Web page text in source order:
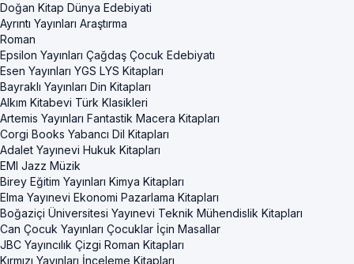
Doğan Kitap Dünya Edebiyati
Ayrıntı Yayınları Araştırma
Roman
Epsilon Yayınları Çağdaş Çocuk Edebiyatı
Esen Yayınları YGS LYS Kitapları
Bayraklı Yayınları Din Kitapları
Alkım Kitabevi Türk Klasikleri
Artemis Yayınları Fantastik Macera Kitapları
Corgi Books Yabancı Dil Kitapları
Adalet Yayınevi Hukuk Kitapları
EMI Jazz Müzik
Birey Eğitim Yayınları Kimya Kitapları
Elma Yayınevi Ekonomi Pazarlama Kitapları
Boğaziçi Üniversitesi Yayınevi Teknik Mühendislik Kitapları
Can Çocuk Yayınları Çocuklar İçin Masallar
JBC Yayıncılık Çizgi Roman Kitapları
Kırmızı Yayınları İnceleme Kitapları